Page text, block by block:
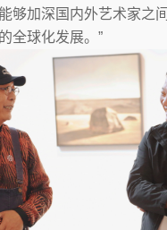
够加深国内外艺术家之
全球化发展。”